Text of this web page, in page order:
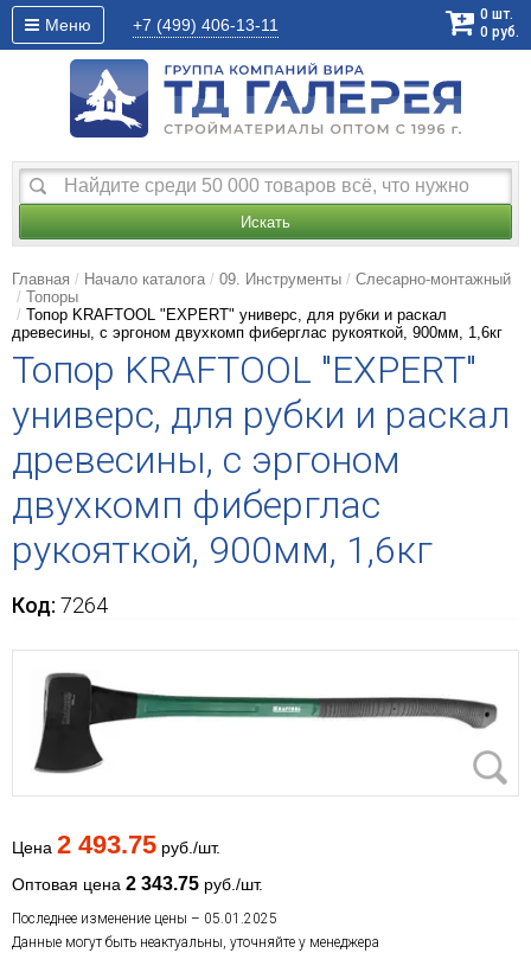
Меню +7 (499) 406-13-11
0 шт.
0 руб.
Искать
Главная Начало каталога 09. Инструменты
Слесарно-монтажный
Топоры
Топор KRAFTOOL "EXPERT" универс, для рубки и раскал
древесины, с эргоном двухкомп фиберглас рукояткой, 900мм, 1,6кг
Топор KRAFTOOL "EXPERT"
универс, для рубки и раскал
древесины, с эргоном
двухкомп фиберглас
рукояткой, 900мм, 1,6кг
Код: 7264
Цена 2 493.75 руб./шт.
Оптовая цена 2 343.75 руб./шт.
Последнее изменение цены – 05.01.2025
Данные могут быть неактуальны, уточняйте у менеджера